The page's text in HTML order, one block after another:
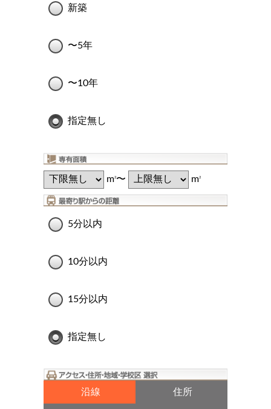
新築
〜5年
〜10年
指定無し
m2〜 m2
5分以内
10分以内
15分以内
指定無し
沿線 住所